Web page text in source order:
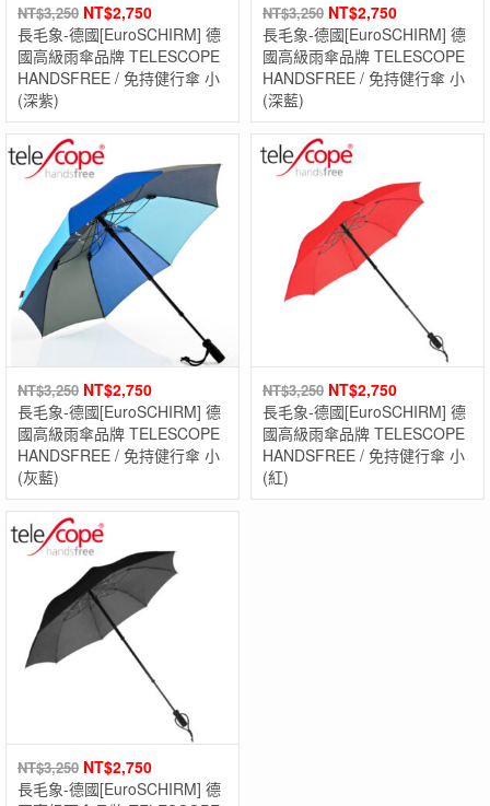
NT$3,250 NT$2,750
長毛象-德國[EuroSCHIRM] 德
國高級雨傘品牌 TELESCOPE
HANDSFREE / 免持健行傘 小
(深紫)
NT$3,250 NT$2,750
長毛象-德國[EuroSCHIRM] 德
國高級雨傘品牌 TELESCOPE
HANDSFREE / 免持健行傘 小
(深藍)
NT$3,250 NT$2,750
長毛象-德國[EuroSCHIRM] 德
國高級雨傘品牌 TELESCOPE
HANDSFREE / 免持健行傘 小
(灰藍)
NT$3,250 NT$2,750
長毛象-德國[EuroSCHIRM] 德
國高級雨傘品牌 TELESCOPE
HANDSFREE / 免持健行傘 小
(紅)
NT$3,250 NT$2,750
長毛象-德國[EuroSCHIRM] 德